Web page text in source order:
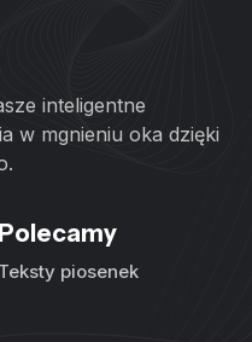
inteligentne
w mgnieniu oka dzięki
Polecamy
Teksty piosenek